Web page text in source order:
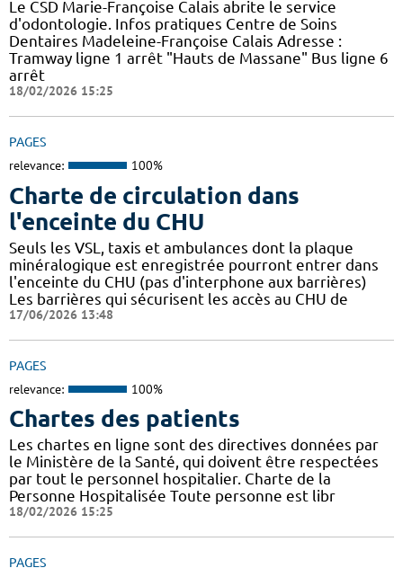
Le CSD Marie-Françoise Calais abrite le service
d'odontologie. Infos pratiques Centre de Soins
Dentaires Madeleine-Françoise Calais Adresse :
Tramway ligne 1 arrêt "Hauts de Massane" Bus ligne 6
arrêt
18/02/2026 15:25
PAGES
relevance: 100%
Charte de circulation dans
l'enceinte du CHU
Seuls les VSL, taxis et ambulances dont la plaque
minéralogique est enregistrée pourront entrer dans
l'enceinte du CHU (pas d'interphone aux barrières)
Les barrières qui sécurisent les accès au CHU de
17/06/2026 13:48
PAGES
relevance: 100%
Chartes des patients
Les chartes en ligne sont des directives données par
le Ministère de la Santé, qui doivent être respectées
par tout le personnel hospitalier. Charte de la
Personne Hospitalisée Toute personne est libr
18/02/2026 15:25
PAGES